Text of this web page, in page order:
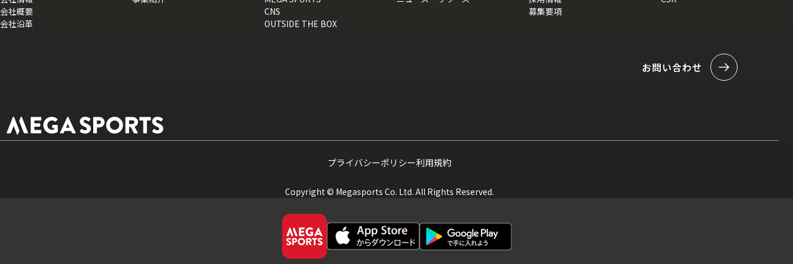
会社概要
会社沿革
CNS
OUTSIDE THE BOX
募集要項
お問い合わせ
プライバシーポリシー利用規約
Copyright © Megasports Co. Ltd. All Rights Reserved.